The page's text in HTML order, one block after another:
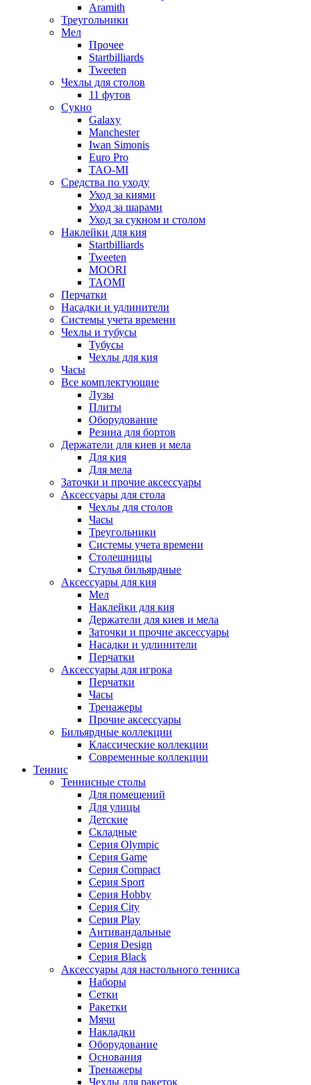
Aramith
Треугольники
Мел
Прочее
Startbilliards
Tweeten
Чехлы для столов
11 футов
Сукно
Galaxy
Manchester
Iwan Simonis
Euro Pro
TAO-MI
Средства по уходу
Уход за киями
Уход за шарами
Уход за сукном и столом
Наклейки для кия
Startbilliards
Tweeten
MOORI
TAOMI
Перчатки
Насадки и удлинители
Системы учета времени
Чехлы и тубусы
Тубусы
Чехлы для кия
Часы
Все комплектующие
Лузы
Плиты
Оборудование
Резина для бортов
Держатели для киев и мела
Для кия
Для мела
Заточки и прочие аксессуары
Аксессуары для стола
Чехлы для столов
Часы
Треугольники
Системы учета времени
Столешницы
Стулья бильярдные
Аксессуары для кия
Мел
Наклейки для кия
Держатели для киев и мела
Заточки и прочие аксессуары
Насадки и удлинители
Перчатки
Аксессуары для игрока
Перчатки
Часы
Тренажеры
Прочие аксессуары
Бильярдные коллекции
Классические коллекции
Современные коллекции
Теннис
Теннисные столы
Для помещений
Для улицы
Детские
Складные
Серия Olympic
Серия Game
Серия Compact
Серия Sport
Серия Hobby
Серия City
Серия Play
Антивандальные
Серия Design
Серия Black
Аксессуары для настольного тенниса
Наборы
Сетки
Ракетки
Мячи
Накладки
Оборудование
Основания
Тренажеры
Чехлы для ракеток